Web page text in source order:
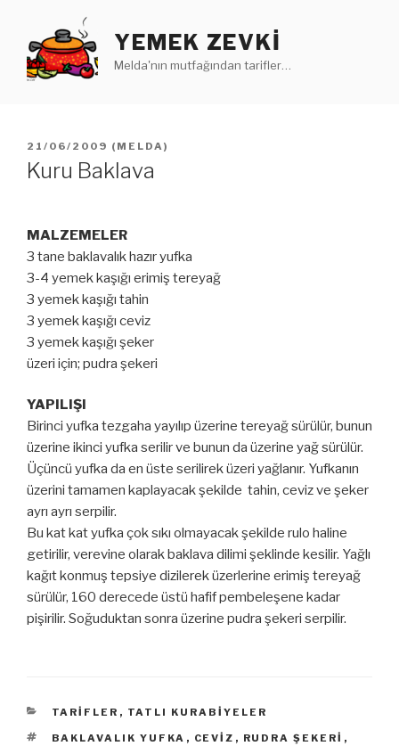
YEMEK ZEVKI
Melda'nın mutfağından tarifler…
YAYIM
TARIHI
21/06/2009 ( MELDA )
Kuru Baklava
MALZEMELER
3 tane baklavalık hazır yufka
3-4 yemek kaşığı erimiş tereyağ
3 yemek kaşığı tahin
3 yemek kaşığı ceviz
3 yemek kaşığı şeker
üzeri için; pudra şekeri
YAPILIŞI
Birinci yufka tezgaha yayılıp üzerine tereyağ sürülür, bunun
üzerine ikinci yufka serilir ve bunun da üzerine yağ sürülür.
Üçüncü yufka da en üste serilirek üzeri yağlanır. Yufkanın
üzerini tamamen kaplayacak şekilde tahin, ceviz ve şeker
ayrı ayrı serpilir.
Bu kat kat yufka çok sıkı olmayacak şekilde rulo haline
getirilir, verevine olarak baklava dilimi şeklinde kesilir. Yağlı
kağıt konmuş tepsiye dizilerek üzerlerine erimiş tereyağ
sürülür, 160 derecede üstü hafif pembeleşene kadar
pişirilir. Soğuduktan sonra üzerine pudra şekeri serpilir.
KATEGORILER
TARIFLER , TATLI KURABIYELER
ETIKETLER
BAKLAVALIK YUFKA , CEVIZ , RUDRA ŞEKERI ,